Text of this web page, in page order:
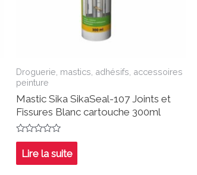
Droguerie, mastics, adhésifs, accessoires
peinture
Mastic Sika SikaSeal-107 Joints et
Fissures Blanc cartouche 300ml
Note
sur
5
Lire la suite